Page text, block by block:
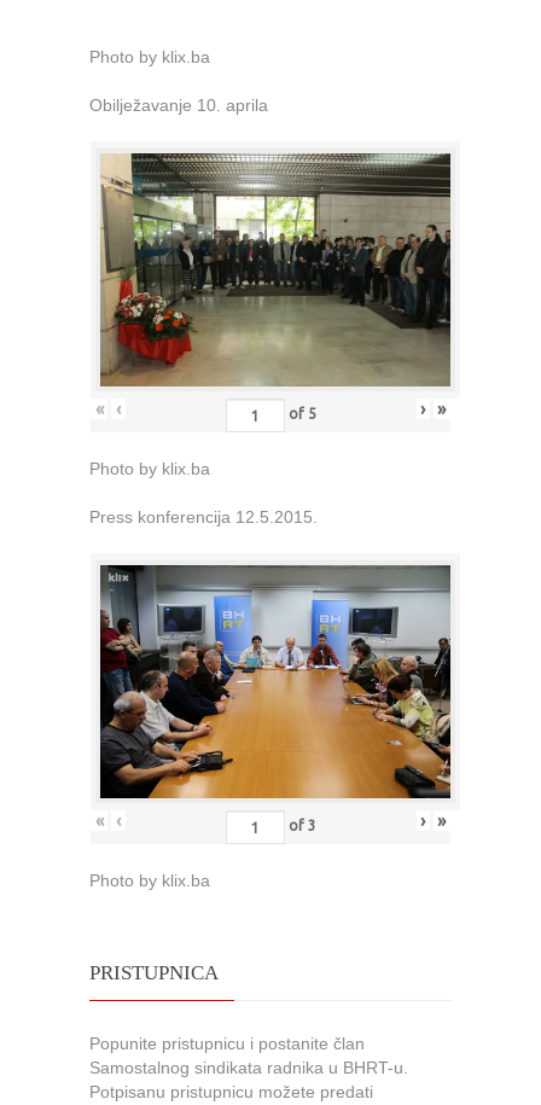
Photo by klix.ba
Obilježavanje 10. aprila
« ‹ of 5 › »
Photo by klix.ba
Press konferencija 12.5.2015.
« ‹ of 3 › »
Photo by klix.ba
PRISTUPNICA
Popunite pristupnicu i postanite član
Samostalnog sindikata radnika u BHRT-u.
Potpisanu pristupnicu možete predati